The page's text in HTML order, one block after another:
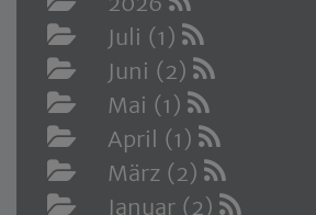
Juli (1)
Juni (2)
Mai (1)
April (1)
März (2)
Januar (2)